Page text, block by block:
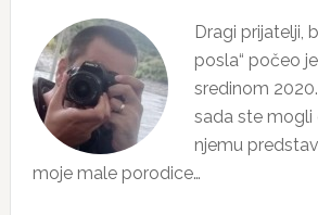
Dragi prijatelji,
posla“ počeo
sredinom
sada ste mogli
njemu
moje male porodice…